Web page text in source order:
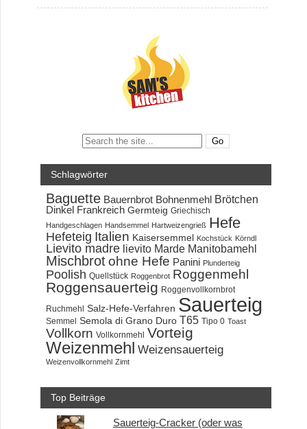
Search:
Schlagwörter
Baguette Bauernbrot Bohnenmehl Brötchen
Dinkel Frankreich Germteig Griechisch
Handgeschlagen Handsemmel Hartweizengrieß Hefe
Hefeteig Italien Kaisersemmel Kochstück Körndl
Lievito madre lievito Marde Manitobamehl
Mischbrot ohne Hefe Panini Plunderteig
Poolish Quellstück Roggenbrot Roggenmehl
Roggensauerteig Roggenvollkornbrot
Ruchmehl Salz-Hefe-Verfahren Sauerteig
Semmel Semola di Grano Duro T65 Tipo 0 Toast
Vollkorn Vollkornmehl Vorteig
Weizenmehl Weizensauerteig
Weizenvollkornmehl Zimt
Top Beiträge
Sauerteig-Cracker (oder was